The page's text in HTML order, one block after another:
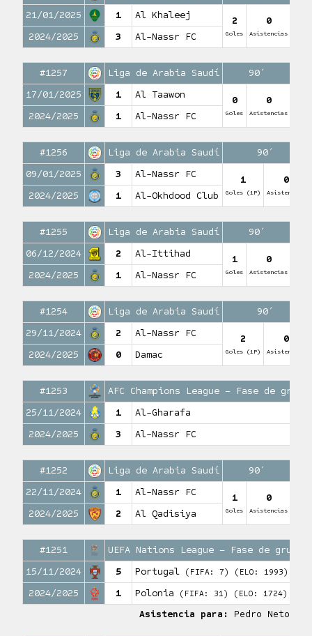
21/01/2025
1 Al Khaleej 2
Goles
0
Asistencias
2024/2025 3 Al-Nassr FC
#1257 Liga de Arabia Saudí
90′
17/01/2025
1 Al Taawon 0
Goles
0
Asistencias
2024/2025 1 Al-Nassr FC
#1256 Liga de Arabia Saudí
90′
09/01/2025
3 Al-Nassr FC 1
Goles (1P)
0
Asistencias
2024/2025 1 Al-Okhdood Club
#1255 Liga de Arabia Saudí
90′
06/12/2024
2 Al-Ittihad 1
Goles
0
Asistencias
2024/2025 1 Al-Nassr FC
#1254 Liga de Arabia Saudí
90′
29/11/2024
2 Al-Nassr FC 2
Goles (1P)
0
Asistencias
2024/2025 0 Damac
#1253
AFC Champions League – Fase de
25/11/2024
1
Al-Gharafa
2024/2025
3 Al-Nassr FC
#1252 Liga de Arabia Saudí
90′
22/11/2024
1 Al-Nassr FC 1
Goles
0
Asistencias
2024/2025 2 Al Qadisiya
#1251
UEFA Nations League – Fase de grupos
15/11/2024
5 Portugal (FIFA: 7) (ELO: 1993)
2024/2025 1 Polonia (FIFA: 31) (ELO: 1724)
Asistencia para: Pedro Neto